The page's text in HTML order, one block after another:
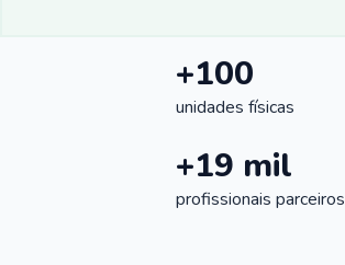
+100
unidades físicas
+19 mil
profissionais parceiros